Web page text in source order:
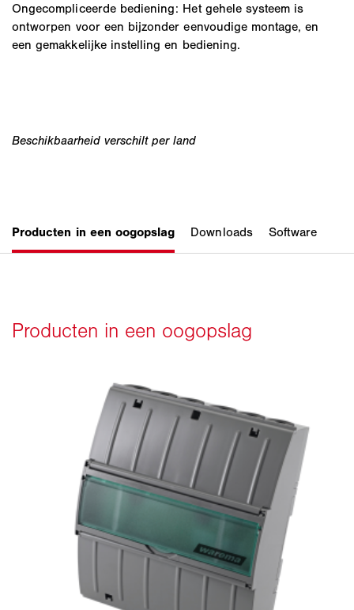
Ongecompliceerde bediening: Het gehele systeem is
ontworpen voor een bijzonder eenvoudige montage, en
een gemakkelijke instelling en bediening.